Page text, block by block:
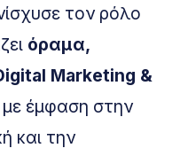
τον ρόλο
όραμα,
Marketing &
με έμφαση στην
και την